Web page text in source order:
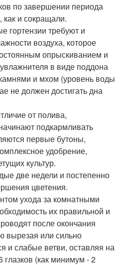
по завершении периода
как и сокращали.
гортензии требуют и
воздуха, которое
опрыскиванием и
в виде поддона
и мхом (уровень воды
не должен достигать дна
от полива,
подкармливать
первые бутоны,
удобрение,
культур.
две недели и постепенно
цветения.
ухода за комнатными
их правильной и
после окончания
вырезая или сильно
и слабые ветви, оставляя на
(как минимум - 2